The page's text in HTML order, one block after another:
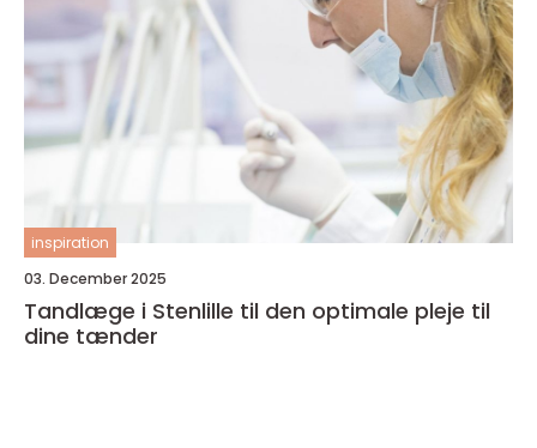
inspiration
03. December 2025
Tandlæge i Stenlille til den optimale pleje til
dine tænder